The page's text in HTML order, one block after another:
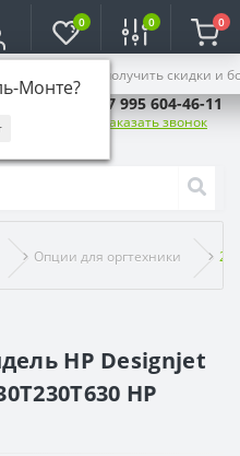
Монте?
Войдите, чтобы получить скидки и
0 0 0
+7 995 604-46-11
Заказать звонок
Опции для оргтехники
HP Designjet
HP